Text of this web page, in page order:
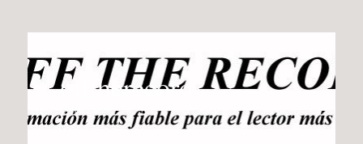
offtherecord
OTR